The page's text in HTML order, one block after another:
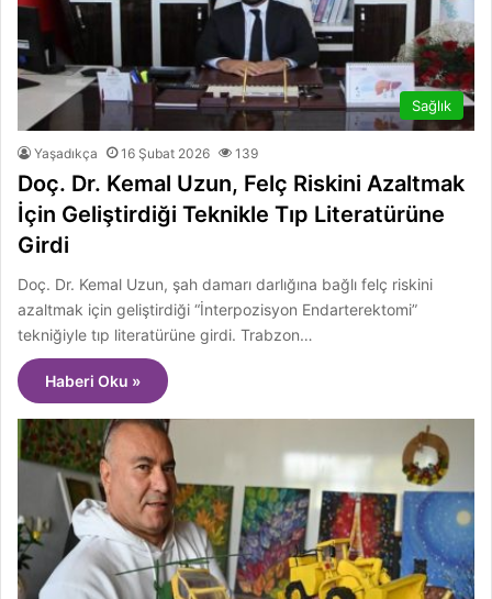
Sağlık
Yaşadıkça 16 Şubat 2026 139
Doç. Dr. Kemal Uzun, Felç Riskini Azaltmak
İçin Geliştirdiği Teknikle Tıp Literatürüne
Girdi
Doç. Dr. Kemal Uzun, şah damarı darlığına bağlı felç riskini
azaltmak için geliştirdiği “İnterpozisyon Endarterektomi”
tekniğiyle tıp literatürüne girdi. Trabzon…
Haberi Oku »